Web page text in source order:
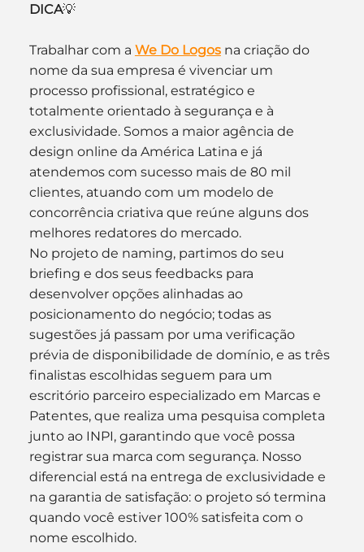
DICA💡
Trabalhar com a We Do Logos na criação do
nome da sua empresa é vivenciar um
processo profissional, estratégico e
totalmente orientado à segurança e à
exclusividade. Somos a maior agência de
design online da América Latina e já
atendemos com sucesso mais de 80 mil
clientes, atuando com um modelo de
concorrência criativa que reúne alguns dos
melhores redatores do mercado.
No projeto de naming, partimos do seu
briefing e dos seus feedbacks para
desenvolver opções alinhadas ao
posicionamento do negócio; todas as
sugestões já passam por uma verificação
prévia de disponibilidade de domínio, e as três
finalistas escolhidas seguem para um
escritório parceiro especializado em Marcas e
Patentes, que realiza uma pesquisa completa
junto ao INPI, garantindo que você possa
registrar sua marca com segurança. Nosso
diferencial está na entrega de exclusividade e
na garantia de satisfação: o projeto só termina
quando você estiver 100% satisfeita com o
nome escolhido.